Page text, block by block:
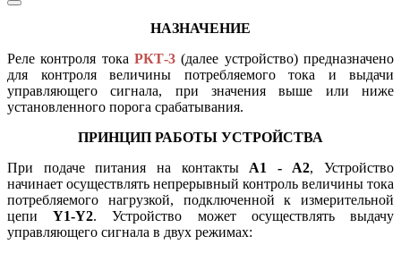
НАЗНАЧЕНИЕ
Реле контроля тока РКТ-3 (далее устройство) предназначено
для контроля величины потребляемого тока и выдачи
управляющего сигнала, при значения выше или ниже
установленного порога срабатывания.
ПРИНЦИП РАБОТЫ УСТРОЙСТВА
При подаче питания на контакты А1 - А2, Устройство
начинает осуществлять непрерывный контроль величины тока
потребляемого нагрузкой, подключенной к измерительной
цепиY1-Y2. Устройство может осуществлять выдачу
управляющего сигнала в двух режимах: